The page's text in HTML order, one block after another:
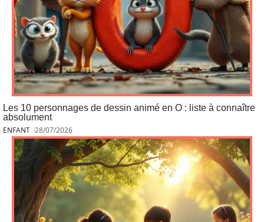
Les 10 personnages de dessin animé en O : liste à connaître
absolument
ENFANT 28/07/2026